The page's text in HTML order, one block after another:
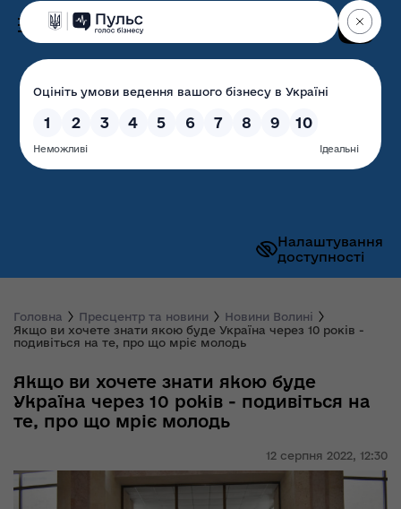
Налаштування
доступності
Волинська обласна
державна адміністрація
Головна Пресцентр та новини
Новини Волині
Якщо ви хочете знати якою буде Україна через 10 років -
подивіться на те, про що мріє молодь
12 серпня 2022, 12:30
Якщо ви хочете знати якою буде
Україна через 10 років - подивіться на
те, про що мріє молодь